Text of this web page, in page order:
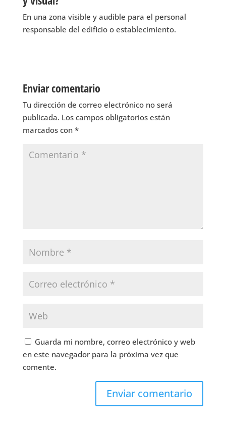
En una zona visible y audible para el personal
responsable del edificio o establecimiento.
Enviar comentario
Tu dirección de correo electrónico no será
publicada. Los campos obligatorios están
marcados con *
Guarda mi nombre, correo electrónico y web
en este navegador para la próxima vez que
comente.